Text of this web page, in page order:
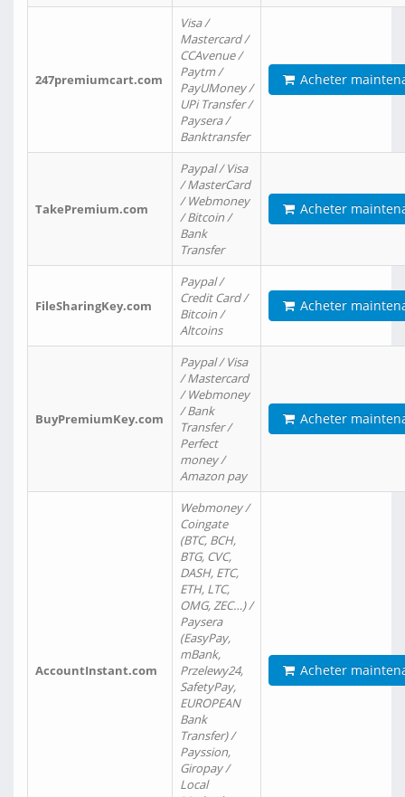
247premiumcart.com
Visa /
Mastercard /
CCAvenue /
Paytm /
PayUMoney /
UPi Transfer /
Paysera /
Banktransfer
Acheter
TakePremium.com
Paypal / Visa
/ MasterCard
/ Webmoney
/ Bitcoin /
Bank
Transfer
Acheter
FileSharingKey.com
Paypal /
Credit Card /
Bitcoin /
Altcoins
Acheter
BuyPremiumKey.com
Paypal / Visa
/ Mastercard
/ Webmoney
/ Bank
Transfer /
Perfect
money /
Amazon pay
Acheter
AccountInstant.com
Webmoney /
Coingate
(BTC, BCH,
BTG, CVC,
DASH, ETC,
ETH, LTC,
OMG, ZEC…) /
Paysera
(EasyPay,
mBank,
Przelewy24,
SafetyPay,
EUROPEAN
Bank
Transfer) /
Payssion,
Giropay /
Local
Acheter